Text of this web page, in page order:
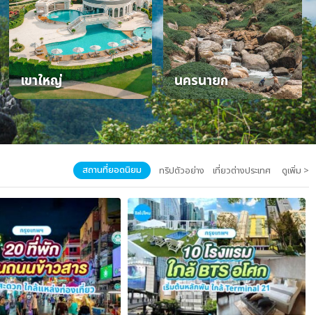
เขาใหญ่ นครนายก
สถานที่ยอดนิยม ทริปตัวอย่าง เที่ยวต่างประเทศ ดูเพิ่ม >